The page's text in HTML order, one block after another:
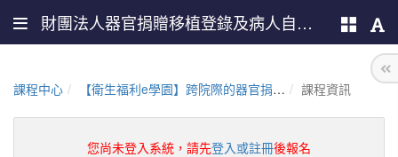
財團法人器官捐贈移植登錄及病人自主推廣中心
課程中心 【衛生福利e學園】跨院際的器官捐贈評估與轉介(PMOHW114100627) 課程資訊
您尚未登入系統，請先登入或註冊後報名